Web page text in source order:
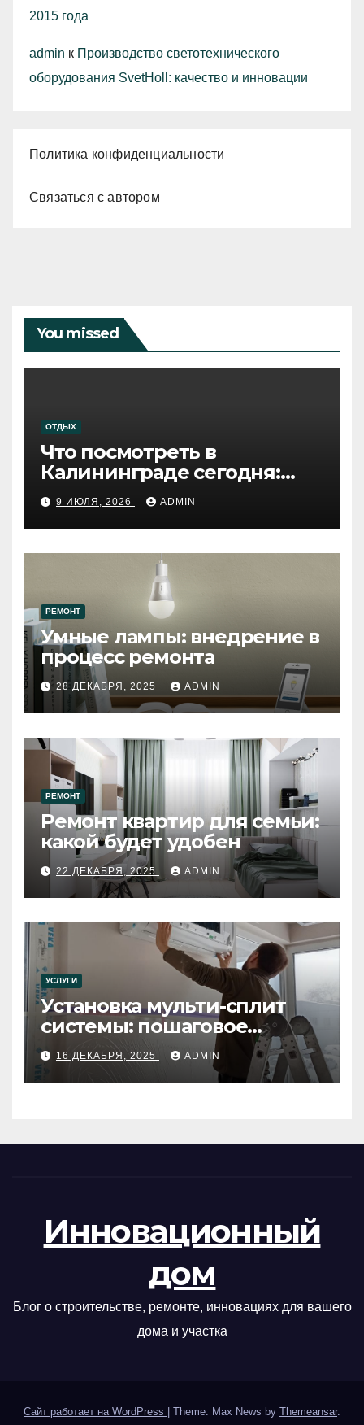
2015 года
admin к Производство светотехнического
оборудования SvetHoll: качество и инновации
Политика конфиденциальности
Связаться с автором
You missed
ОТДЫХ
Что посмотреть в
Калининграде сегодня:
путеводитель по самому
западному городу России
9 ИЮЛЯ, 2026 ADMIN
РЕМОНТ
Умные лампы: внедрение в
процесс ремонта
28 ДЕКАБРЯ, 2025 ADMIN
РЕМОНТ
Ремонт квартир для семьи:
какой будет удобен
22 ДЕКАБРЯ, 2025 ADMIN
УСЛУГИ
Установка мульти-сплит
системы: пошаговое
руководство
16 ДЕКАБРЯ, 2025 ADMIN
Инновационный
дом
Блог о строительстве, ремонте, инновациях для вашего
дома и участка
Сайт работает на WordPress Theme: Max News by Themeansar.